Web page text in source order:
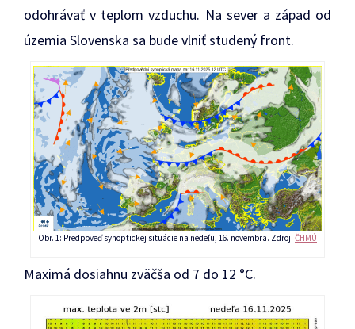
odohrávať v teplom vzduchu. Na sever a západ od
územia Slovenska sa bude vlniť studený front.
Obr. 1: Predpoveď synoptickej situácie na nedeľu, 16. novembra. Zdroj: ČHMÚ
Maximá dosiahnu zväčša od 7 do 12 °C.